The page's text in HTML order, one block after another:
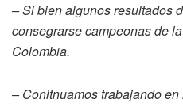
– Si bien algunos resultados
consegrarse campeonas de
Colombia.
– Conitnuamos trabajando